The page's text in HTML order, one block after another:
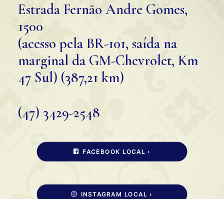
Estrada Fernão Andre Gomes,
1500
(acesso pela BR-101, saída na
marginal da GM-Chevrolet, Km
47 Sul) (387,21 km)
(47) 3429-2548
FACEBOOK LOCAL ›
INSTAGRAM LOCAL ›